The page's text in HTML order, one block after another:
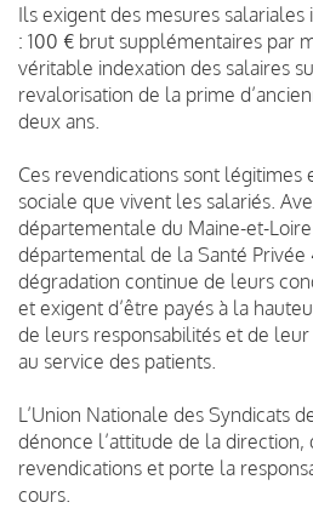
Ils exigent des mesures
: 100 € brut supplémentaires par
véritable indexation des salaires
revalorisation de la prime
deux ans.
Ces revendications sont légitimes
sociale que vivent les salariés.
départementale du Maine-et-
départemental de la Santé
dégradation continue de leurs
et exigent d’être payés à la
de leurs responsabilités et de
au service des patients.
L’Union Nationale des Syndicats
dénonce l’attitude de la direction,
revendications et porte la
cours.